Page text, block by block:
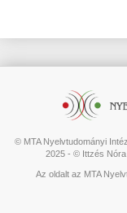
© MTA Nyelvtudományi
2025 - © Ittzés
Az oldalt az MTA